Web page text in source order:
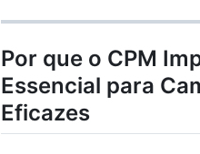
Por que o CPM
Essencial para
Eficazes